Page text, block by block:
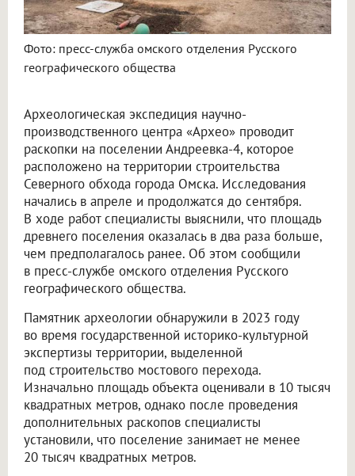
Фото: пресс-служба омского отделения Русского
географического общества
Археологическая экспедиция научно-
производственного центра «Архео» проводит
раскопки на поселении Андреевка-4, которое
расположено на территории строительства
Северного обхода города Омска. Исследования
начались в апреле и продолжатся до сентября.
В ходе работ специалисты выяснили, что площадь
древнего поселения оказалась в два раза больше,
чем предполагалось ранее. Об этом сообщили
в пресс-службе омского отделения Русского
географического общества.
Памятник археологии обнаружили в 2023 году
во время государственной историко-культурной
экспертизы территории, выделенной
под строительство мостового перехода.
Изначально площадь объекта оценивали в 10 тысяч
квадратных метров, однако после проведения
дополнительных раскопов специалисты
установили, что поселение занимает не менее
20 тысяч квадратных метров.